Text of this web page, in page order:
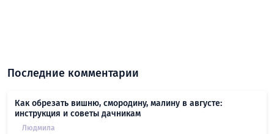
Последние комментарии
Как обрезать вишню, смородину, малину в августе:
инструкция и советы дачникам
Людмила